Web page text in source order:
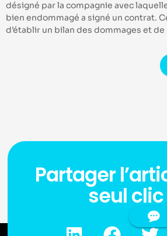
désigné par la compagnie avec
bien endommagé a signé un contrat.
d’établir un bilan des dommages et de
Partager
seul clic